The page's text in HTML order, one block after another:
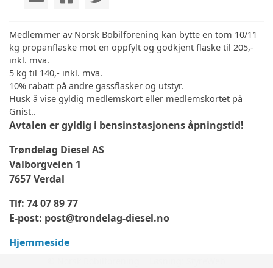
Medlemmer av Norsk Bobilforening kan bytte en tom 10/11
kg propanflaske mot en oppfylt og godkjent flaske til 205,-
inkl. mva.
5 kg til 140,- inkl. mva.
10% rabatt på andre gassflasker og utstyr.
Husk å vise gyldig medlemskort eller medlemskortet på
Gnist..
Avtalen er gyldig i bensinstasjonens åpningstid!
Trøndelag Diesel AS
Valborgveien 1
7657 Verdal
Tlf: 74 07 89 77
E-post: post@trondelag-diesel.no
Hjemmeside